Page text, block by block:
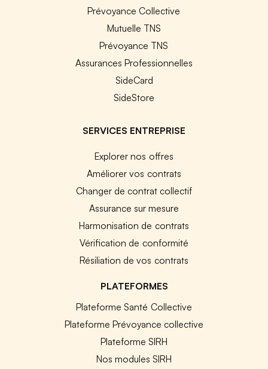
Prévoyance Collective
Mutuelle TNS
Prévoyance TNS
Assurances Professionnelles
SideCard
SideStore
SERVICES ENTREPRISE
Explorer nos offres
Améliorer vos contrats
Changer de contrat collectif
Assurance sur mesure
Harmonisation de contrats
Vérification de conformité
Résiliation de vos contrats
PLATEFORMES
Plateforme Santé Collective
Plateforme Prévoyance collective
Plateforme SIRH
Nos modules SIRH